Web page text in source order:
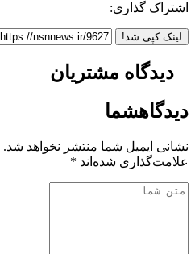
اشتراک گذاری:
لینک کپی شد!
دیدگاه مشتریان
دیدگاهشما
نشانی ایمیل شما منتشر نخواهد شد.
علامت‌گذاری شده‌اند *